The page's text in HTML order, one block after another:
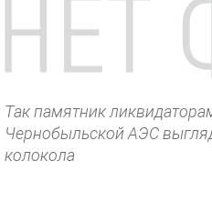
Так памятник
Чернобыльской АЭС
колокола